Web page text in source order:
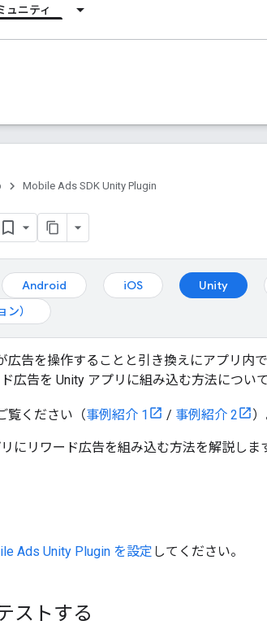
ュニティ
Mobile Ads SDK Unity Plugin
Android iOS Unity
）
広告を操作することと引き換えにアプリ内
広告を Unity アプリに組み込む方法について
覧ください（事例紹介 1 / 事例紹介 2 ）
にリワード広告を組み込む方法を解説しま
Ads Unity Plugin を設定 してください。
ストする